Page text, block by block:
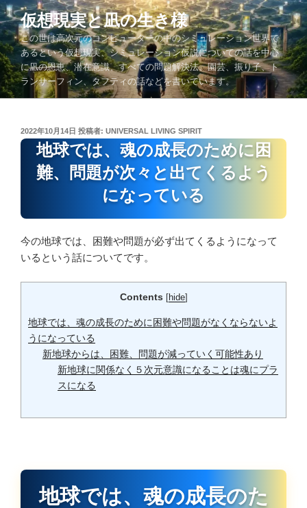
コ
ン
テ
ン
ツ
へ
仮想現実と凪の生き様
この世は高次元のコンピューターの中のシミュレーション世界で
あるという仮想現実、シミュレーション仮説についての話を中心
に凪の恩恵、潜在意識、すべての問題解決法、園芸、振り子、ト
ランサーフィン、タフティの話などを書いています。
投
稿
2022年10月14日 投稿者: UNIVERSAL LIVING SPIRIT
地球では、魂の成長のために困
難、問題が次々と出てくるよう
になっている
今の地球では、困難や問題が必ず出てくるようになって
いるという話についてです。
Contents [hide]
地球では、魂の成長のために困難や問題がなくならないよ
うになっている
新地球からは、困難、問題が減っていく可能性あり
新地球に関係なく５次元意識になることは魂にプラ
スになる
地球では、魂の成長のた